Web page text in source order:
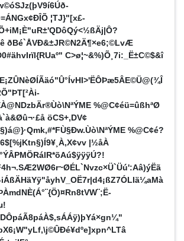
¦TJ}"[x£-
ðBé`­ÅVÐ&±JR©N2Ä¶×e6;©LvÆ
­C>ø¦~&%)Õ¸7i:_Ë±C©$&î
%@C¢éü=ûßhªØ
öCS+,DV¢
%@C¢é?
|½åÀ
iÁßÄHä­Yÿ"åyhV_OË7r|d4¡ßZ7ÓLIä¼aMà